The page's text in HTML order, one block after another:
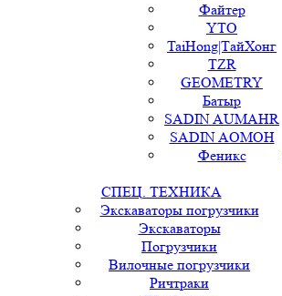
Файтер
YTO
TaiHong|ТайХонг
TZR
GEOMETRY
Батыр
SADIN AUMAHR
SADIN AOMOH
Феникс
СПЕЦ. ТЕХНИКА
Экскаваторы погрузчики
Экскаваторы
Погрузчики
Вилочные погрузчики
Ричтраки